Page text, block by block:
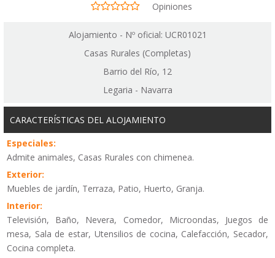
Opiniones
Alojamiento - Nº oficial: UCR01021
Casas Rurales (Completas)
Barrio del Río, 12
Legaria - Navarra
CARACTERÍSTICAS DEL ALOJAMIENTO
Especiales:
Admite animales, Casas Rurales con chimenea.
Exterior:
Muebles de jardín, Terraza, Patio, Huerto, Granja.
Interior:
Televisión, Baño, Nevera, Comedor, Microondas, Juegos de
mesa, Sala de estar, Utensilios de cocina, Calefacción, Secador,
Cocina completa.